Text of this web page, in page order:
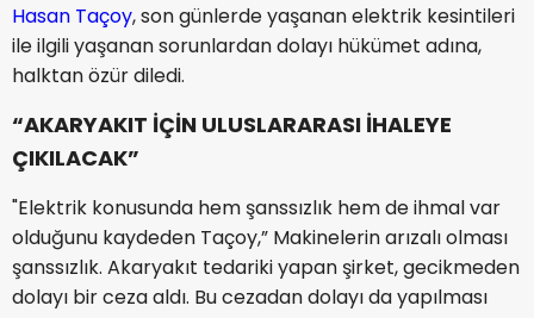
Hasan Taçoy, son günlerde yaşanan elektrik kesintileri
ile ilgili yaşanan sorunlardan dolayı hükümet adına,
halktan özür diledi.
“AKARYAKIT İÇİN ULUSLARARASI İHALEYE
ÇIKILACAK”
"Elektrik konusunda hem şanssızlık hem de ihmal var
olduğunu kaydeden Taçoy,” Makinelerin arızalı olması
şanssızlık. Akaryakıt tedariki yapan şirket, gecikmeden
dolayı bir ceza aldı. Bu cezadan dolayı da yapılması